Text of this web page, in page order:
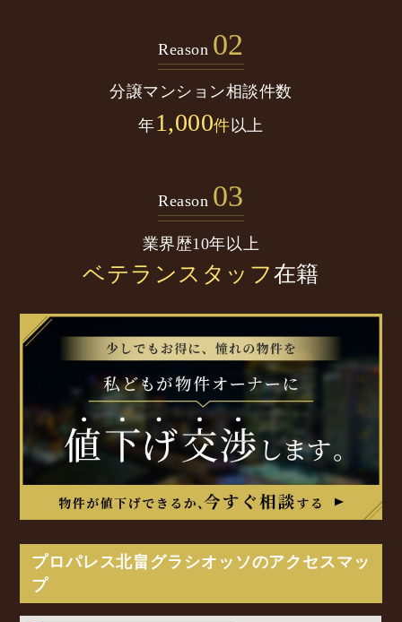
Reason 02
分譲マンション相談件数
年1,000件以上
Reason 03
業界歴10年以上
ベテランスタッフ在籍
プロパレス北畠グラシオッソのアクセスマッ
プ